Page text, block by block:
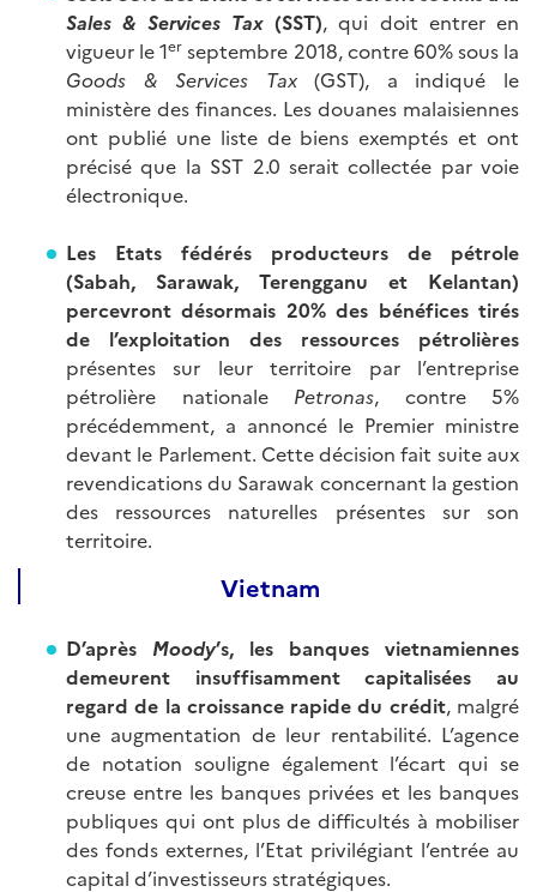
Sales & Services Tax(SST), qui doit entrer en
vigueur le 1er septembre 2018, contre 60% sous la
Goods & Services Tax(GST), a indiqué le
ministère des finances. Les douanes malaisiennes
ont publié une liste de biens exemptés et ont
précisé que la SST 2.0 serait collectée par voie
électronique.
Les Etats fédérés producteurs de pétrole
(Sabah, Sarawak, Terengganu et Kelantan)
percevront désormais 20% des bénéfices tirés
de l’exploitation des ressources pétrolières
présentes sur leur territoire par l’entreprise
pétrolière nationale Petronas, contre 5%
précédemment, a annoncé le Premier ministre
devant le Parlement. Cette décision fait suite aux
revendications du Sarawak concernant la gestion
des ressources naturelles présentes sur son
territoire.
Vietnam
D’après Moody’s, les banques vietnamiennes
demeurent insuffisamment capitalisées au
regard de la croissance rapide du crédit, malgré
une augmentation de leur rentabilité. L’agence
de notation souligne également l’écart qui se
creuse entre les banques privées et les banques
publiques qui ont plus de difficultés à mobiliser
des fonds externes, l’Etat privilégiant l’entrée au
capital d’investisseurs stratégiques.